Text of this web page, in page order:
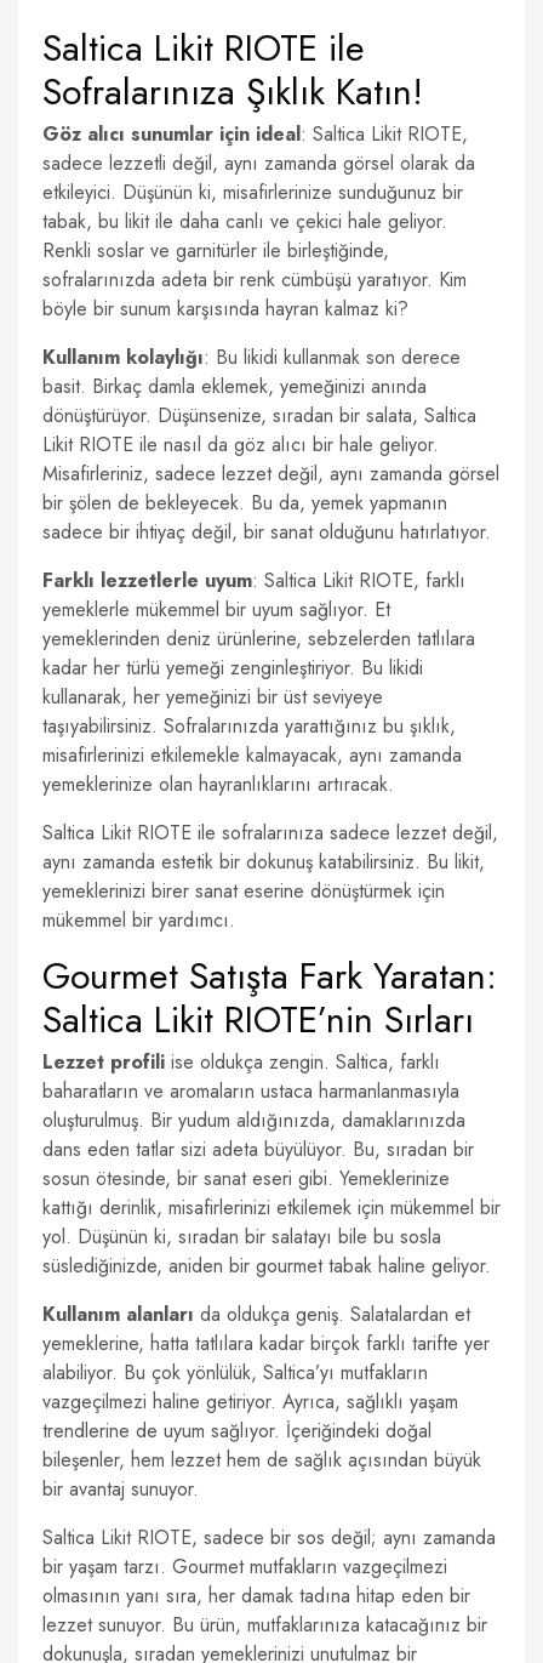
Saltica Likit RIOTE ile
Sofralarınıza Şıklık Katın!
Göz alıcı sunumlar için ideal: Saltica Likit RIOTE,
sadece lezzetli değil, aynı zamanda görsel olarak da
etkileyici. Düşünün ki, misafirlerinize sunduğunuz bir
tabak, bu likit ile daha canlı ve çekici hale geliyor.
Renkli soslar ve garnitürler ile birleştiğinde,
sofralarınızda adeta bir renk cümbüşü yaratıyor. Kim
böyle bir sunum karşısında hayran kalmaz ki?
Kullanım kolaylığı: Bu likidi kullanmak son derece
basit. Birkaç damla eklemek, yemeğinizi anında
dönüştürüyor. Düşünsenize, sıradan bir salata, Saltica
Likit RIOTE ile nasıl da göz alıcı bir hale geliyor.
Misafirleriniz, sadece lezzet değil, aynı zamanda görsel
bir şölen de bekleyecek. Bu da, yemek yapmanın
sadece bir ihtiyaç değil, bir sanat olduğunu hatırlatıyor.
Farklı lezzetlerle uyum: Saltica Likit RIOTE, farklı
yemeklerle mükemmel bir uyum sağlıyor. Et
yemeklerinden deniz ürünlerine, sebzelerden tatlılara
kadar her türlü yemeği zenginleştiriyor. Bu likidi
kullanarak, her yemeğinizi bir üst seviyeye
taşıyabilirsiniz. Sofralarınızda yarattığınız bu şıklık,
misafirlerinizi etkilemekle kalmayacak, aynı zamanda
yemeklerinize olan hayranlıklarını artıracak.
Saltica Likit RIOTE ile sofralarınıza sadece lezzet değil,
aynı zamanda estetik bir dokunuş katabilirsiniz. Bu likit,
yemeklerinizi birer sanat eserine dönüştürmek için
mükemmel bir yardımcı.
Gourmet Satışta Fark Yaratan:
Saltica Likit RIOTE’nin Sırları
Lezzet profili ise oldukça zengin. Saltica, farklı
baharatların ve aromaların ustaca harmanlanmasıyla
oluşturulmuş. Bir yudum aldığınızda, damaklarınızda
dans eden tatlar sizi adeta büyülüyor. Bu, sıradan bir
sosun ötesinde, bir sanat eseri gibi. Yemeklerinize
kattığı derinlik, misafirlerinizi etkilemek için mükemmel bir
yol. Düşünün ki, sıradan bir salatayı bile bu sosla
süslediğinizde, aniden bir gourmet tabak haline geliyor.
Kullanım alanları da oldukça geniş. Salatalardan et
yemeklerine, hatta tatlılara kadar birçok farklı tarifte yer
alabiliyor. Bu çok yönlülük, Saltica’yı mutfakların
vazgeçilmezi haline getiriyor. Ayrıca, sağlıklı yaşam
trendlerine de uyum sağlıyor. İçeriğindeki doğal
bileşenler, hem lezzet hem de sağlık açısından büyük
bir avantaj sunuyor.
Saltica Likit RIOTE, sadece bir sos değil; aynı zamanda
bir yaşam tarzı. Gourmet mutfakların vazgeçilmezi
olmasının yanı sıra, her damak tadına hitap eden bir
lezzet sunuyor. Bu ürün, mutfaklarınıza katacağınız bir
dokunuşla, sıradan yemeklerinizi unutulmaz bir